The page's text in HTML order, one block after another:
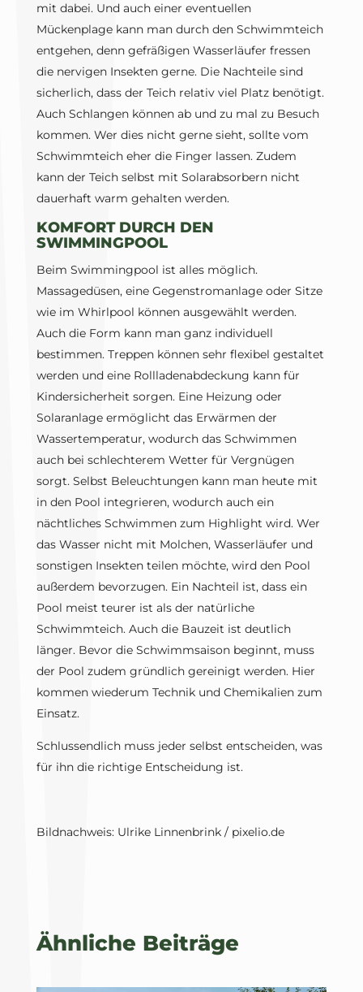
mit dabei. Und auch einer eventuellen
Mückenplage kann man durch den Schwimmteich
entgehen, denn gefräßigen Wasserläufer fressen
die nervigen Insekten gerne. Die Nachteile sind
sicherlich, dass der Teich relativ viel Platz benötigt.
Auch Schlangen können ab und zu mal zu Besuch
kommen. Wer dies nicht gerne sieht, sollte vom
Schwimmteich eher die Finger lassen. Zudem
kann der Teich selbst mit Solarabsorbern nicht
dauerhaft warm gehalten werden.
KOMFORT DURCH DEN
SWIMMINGPOOL
Beim Swimmingpool ist alles möglich.
Massagedüsen, eine Gegenstromanlage oder Sitze
wie im Whirlpool können ausgewählt werden.
Auch die Form kann man ganz individuell
bestimmen. Treppen können sehr flexibel gestaltet
werden und eine Rollladenabdeckung kann für
Kindersicherheit sorgen. Eine Heizung oder
Solaranlage ermöglicht das Erwärmen der
Wassertemperatur, wodurch das Schwimmen
auch bei schlechterem Wetter für Vergnügen
sorgt. Selbst Beleuchtungen kann man heute mit
in den Pool integrieren, wodurch auch ein
nächtliches Schwimmen zum Highlight wird. Wer
das Wasser nicht mit Molchen, Wasserläufer und
sonstigen Insekten teilen möchte, wird den Pool
außerdem bevorzugen. Ein Nachteil ist, dass ein
Pool meist teurer ist als der natürliche
Schwimmteich. Auch die Bauzeit ist deutlich
länger. Bevor die Schwimmsaison beginnt, muss
der Pool zudem gründlich gereinigt werden. Hier
kommen wiederum Technik und Chemikalien zum
Einsatz.
Schlussendlich muss jeder selbst entscheiden, was
für ihn die richtige Entscheidung ist.
Bildnachweis: Ulrike Linnenbrink / pixelio.de
Ähnliche Beiträge